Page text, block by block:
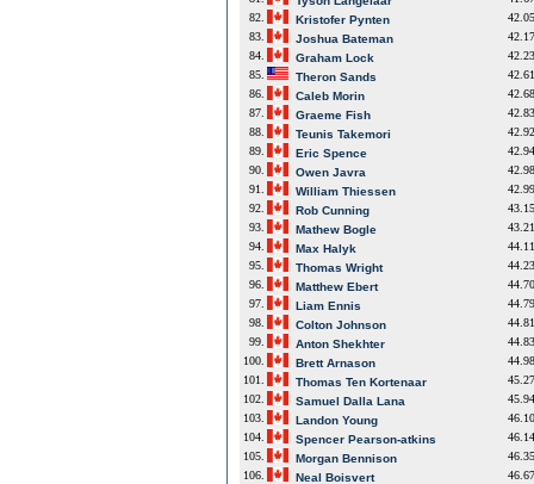
82.
Kristofer Pynten
42.05
83.
Joshua Bateman
42.17
84.
Graham Lock
42.23
85.
Theron Sands
42.61
86.
Caleb Morin
42.68
87.
Graeme Fish
42.83
88.
Teunis Takemori
42.92
89.
Eric Spence
42.94
90.
Owen Javra
42.98
91.
William Thiessen
42.99
92.
Rob Cunning
43.15
93.
Mathew Bogle
43.21
94.
Max Halyk
44.11
95.
Thomas Wright
44.23
96.
Matthew Ebert
44.70
97.
Liam Ennis
44.79
98.
Colton Johnson
44.81
99.
Anton Shekhter
44.83
100.
Brett Arnason
44.98
101.
Thomas Ten Kortenaar
45.27
102.
Samuel Dalla Lana
45.94
103.
Landon Young
46.10
104.
Spencer Pearson-atkins
46.14
105.
Morgan Bennison
46.35
106.
Neal Boisvert 46.67